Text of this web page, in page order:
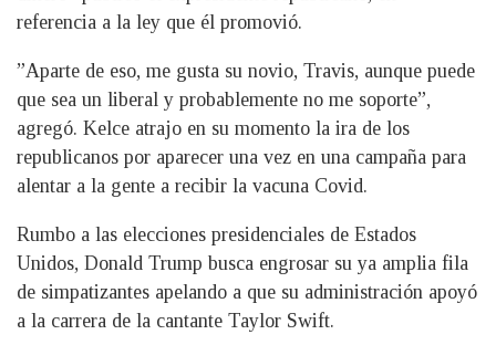
referencia a la ley que él promovió.
”Aparte de eso, me gusta su novio, Travis, aunque puede
que sea un liberal y probablemente no me soporte”,
agregó. Kelce atrajo en su momento la ira de los
republicanos por aparecer una vez en una campaña para
alentar a la gente a recibir la vacuna Covid.
Rumbo a las elecciones presidenciales de Estados
Unidos, Donald Trump busca engrosar su ya amplia fila
de simpatizantes apelando a que su administración apoyó
a la carrera de la cantante Taylor Swift.